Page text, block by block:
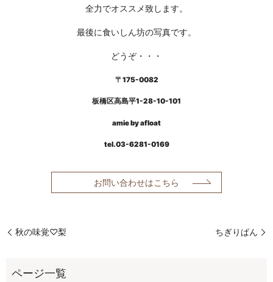
全力でオススメ致します。
最後に食いしん坊の写真です。
どうぞ・・・
〒175-0082
板橋区高島平1-28-10-101
amie by afloat
tel.03-6281-0169
お問い合わせはこちら
秋の味覚♡梨 ちぎりぱん